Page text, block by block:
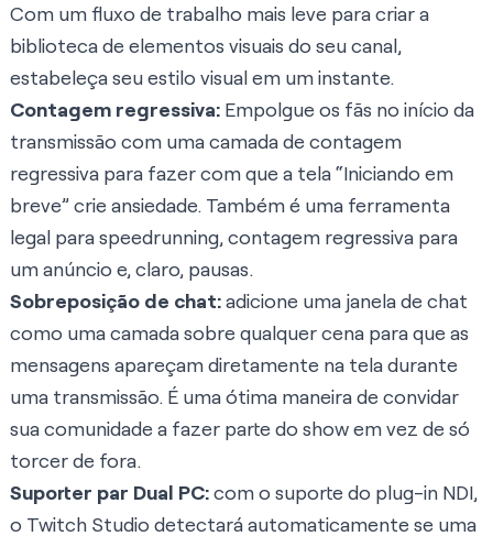
Com um fluxo de trabalho mais leve para criar a
biblioteca de elementos visuais do seu canal,
estabeleça seu estilo visual em um instante.
Contagem regressiva: Empolgue os fãs no início da
transmissão com uma camada de contagem
regressiva para fazer com que a tela “Iniciando em
breve” crie ansiedade. Também é uma ferramenta
legal para speedrunning, contagem regressiva para
um anúncio e, claro, pausas.
Sobreposição de chat:adicione uma janela de chat
como uma camada sobre qualquer cena para que as
mensagens apareçam diretamente na tela durante
uma transmissão. É uma ótima maneira de convidar
sua comunidade a fazer parte do show em vez de só
torcer de fora.
Suporter par Dual PC:com o suporte do plug-in NDI,
o Twitch Studio detectará automaticamente se uma